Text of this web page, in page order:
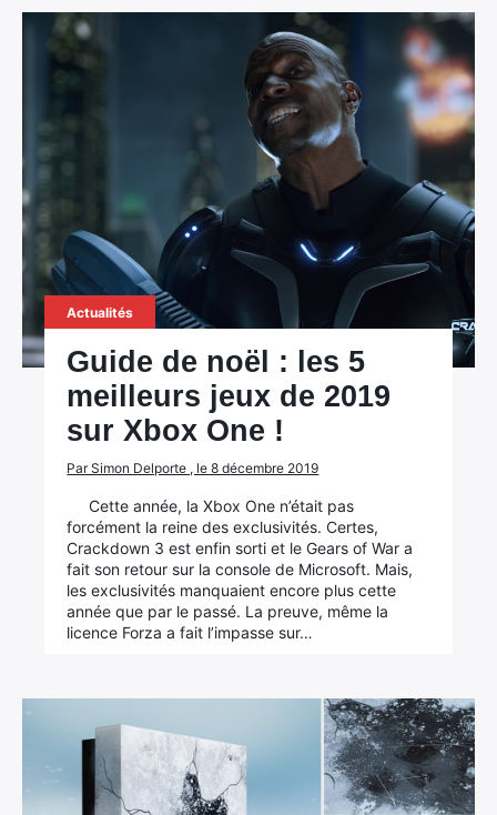
Actualités
Guide de noël : les 5
meilleurs jeux de 2019
sur Xbox One !
Par Simon Delporte , le 8 décembre 2019
Cette année, la Xbox One n’était pas
forcément la reine des exclusivités. Certes,
Crackdown 3 est enfin sorti et le Gears of War a
fait son retour sur la console de Microsoft. Mais,
les exclusivités manquaient encore plus cette
année que par le passé. La preuve, même la
licence Forza a fait l’impasse sur…